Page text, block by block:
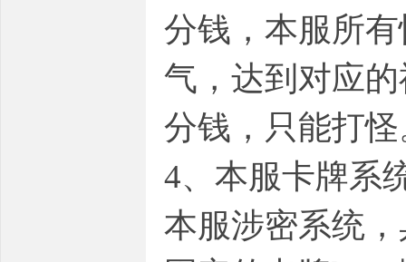
分钱，本服所
气，达到对应
分钱，只能打
4、本服卡牌系
本服涉密系统